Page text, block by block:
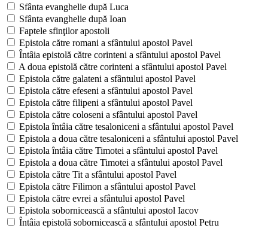
Sfânta evanghelie după Luca
Sfânta evanghelie după Ioan
Faptele sfinţilor apostoli
Epistola către romani a sfântului apostol Pavel
Întâia epistolă către corinteni a sfântului apostol Pavel
A doua epistolă către corinteni a sfântului apostol Pavel
Epistola către galateni a sfântului apostol Pavel
Epistola către efeseni a sfântului apostol Pavel
Epistola către filipeni a sfântului apostol Pavel
Epistola către coloseni a sfântului apostol Pavel
Epistola întâia către tesaloniceni a sfântului apostol Pavel
Epistola a doua către tesaloniceni a sfântului apostol Pavel
Epistola întâia către Timotei a sfântului apostol Pavel
Epistola a doua către Timotei a sfântului apostol Pavel
Epistola către Tit a sfântului apostol Pavel
Epistola către Filimon a sfântului apostol Pavel
Epistola către evrei a sfântului apostol Pavel
Epistola sobornicească a sfântului apostol Iacov
Întâia epistolă sobornicească a sfântului apostol Petru